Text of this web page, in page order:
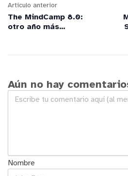
Artículo anterior
The MindCamp 8.0:
otro año más
DotNetClubs
Aún no hay
Nombre